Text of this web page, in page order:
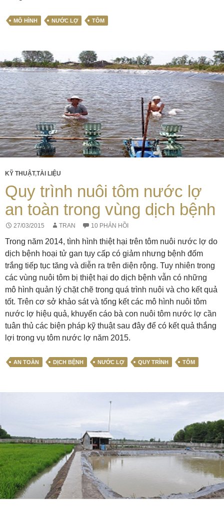
MÔ HÌNH NƯỚC LỢ TÔM
KỸ THUẬT,TÀI LIỆU
Quy trình nuôi tôm nước lợ
an toàn trong vùng dịch bệnh
27/03/2015 TRAN 10 PHẢN HỒI
Trong năm 2014, tình hình thiệt hại trên tôm nuôi nước lợ do
dịch bệnh hoại tử gan tụy cấp có giảm nhưng bệnh đốm
trắng tiếp tục tăng và diễn ra trên diện rộng. Tuy nhiên trong
các vùng nuôi tôm bị thiệt hại do dịch bệnh vẫn có những
mô hình quản lý chặt chẽ trong quá trình nuôi và cho kết quả
tốt. Trên cơ sở khảo sát và tổng kết các mô hình nuôi tôm
nước lợ hiệu quả, khuyến cáo bà con nuôi tôm nước lợ cần
tuân thủ các biện pháp kỹ thuật sau đây để có kết quả thắng
lợi trong vụ tôm nước lợ năm 2015.
AN TOÀN DỊCH BỆNH NƯỚC LỢ QUY TRÌNH TÔM